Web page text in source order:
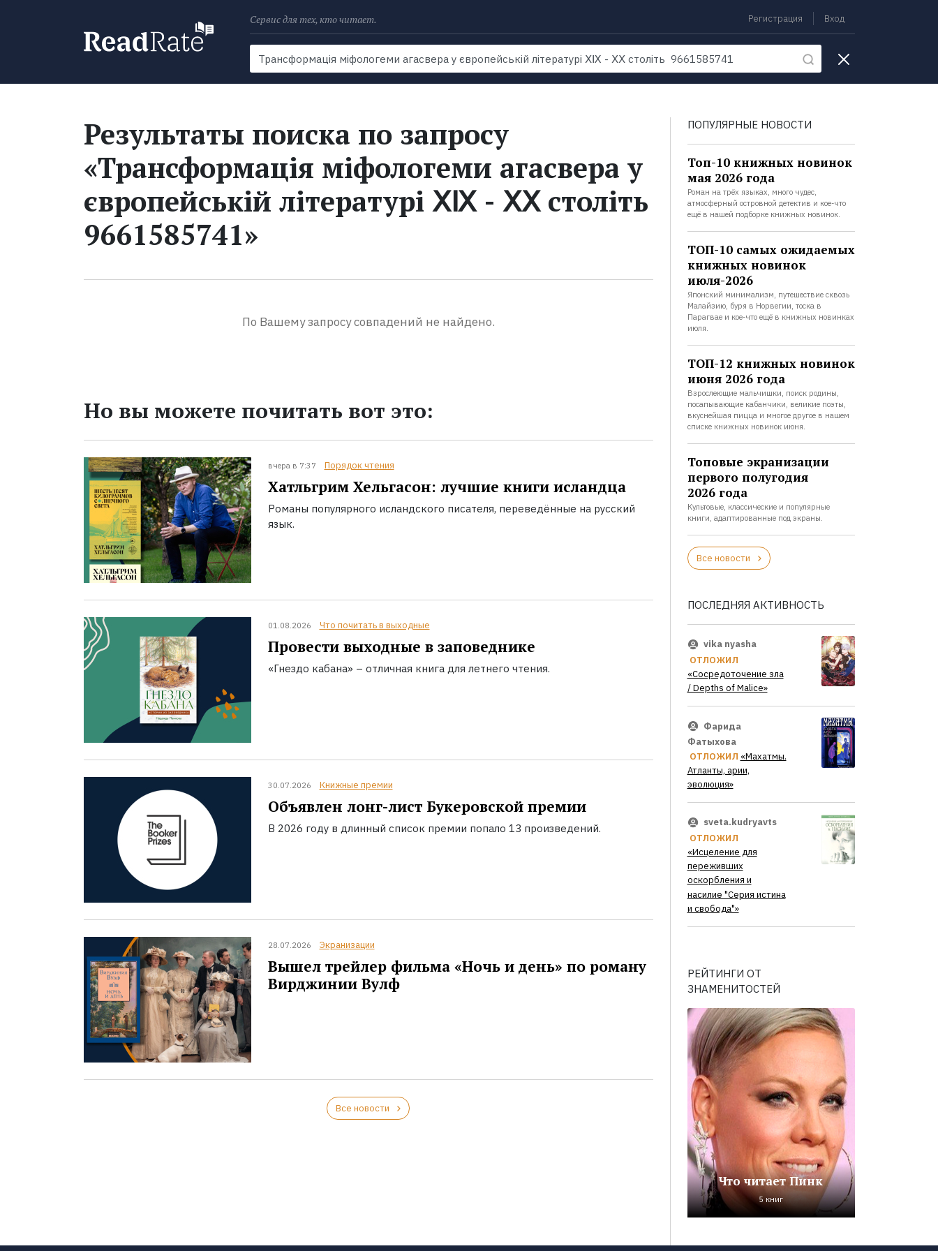
Сервис для тех, кто читает. Регистрация Вход
Поиск
Новости Рейтинги Книги Экранизации Коллекции
Результаты поиска по запросу
«Трансформація міфологеми агасвера у
європейській літературі ⅩⅨ - ⅩⅩ століть
9661585741»
По Вашему запросу совпадений не найдено.
Но вы можете почитать вот это:
вчера в 7:37 Порядок чтения
Хатльгрим Хельгасон: лучшие книги исландца
Романы популярного исландского писателя, переведённые на русский
язык.
01.08.2026 Что почитать в выходные
Провести выходные в заповеднике
«Гнездо кабана» – отличная книга для летнего чтения.
30.07.2026 Книжные премии
Объявлен лонг-лист Букеровской премии
В 2026 году в длинный список премии попало 13 произведений.
28.07.2026 Экранизации
Вышел трейлер фильма «Ночь и день» по роману
Вирджинии Вулф
Все новости
ПОПУЛЯРНЫЕ НОВОСТИ
Топ-10 книжных новинок
мая 2026 года
Роман на трёх языках, много чудес,
атмосферный островной детектив и кое-что
ещё в нашей подборке книжных новинок.
ТОП-10 самых ожидаемых
книжных новинок
июля-2026
Японский минимализм, путешествие сквозь
Малайзию, буря в Норвегии, тоска в
Парагвае и кое-что ещё в книжных новинках
июля.
ТОП-12 книжных новинок
июня 2026 года
Взрослеющие мальчишки, поиск родины,
посапывающие кабанчики, великие поэты,
вкуснейшая пицца и многое другое в нашем
списке книжных новинок июня.
Топовые экранизации
первого полугодия
2026 года
Культовые, классические и популярные
книги, адаптированные под экраны.
Все новости
ПОСЛЕДНЯЯ АКТИВНОСТЬ
vika nyasha
ОТЛОЖИЛ
«Сосредоточение зла
/ Depths of Malice»
Фарида
Фатыхова
ОТЛОЖИЛ «Махатмы.
Атланты, арии,
эволюция»
sveta.kudryavts
ОТЛОЖИЛ
«Исцеление для
переживших
оскорбления и
насилие "Серия истина
и свобода"»
РЕЙТИНГИ ОТ
ЗНАМЕНИТОСТЕЙ
Что читает Пинк
5 книг